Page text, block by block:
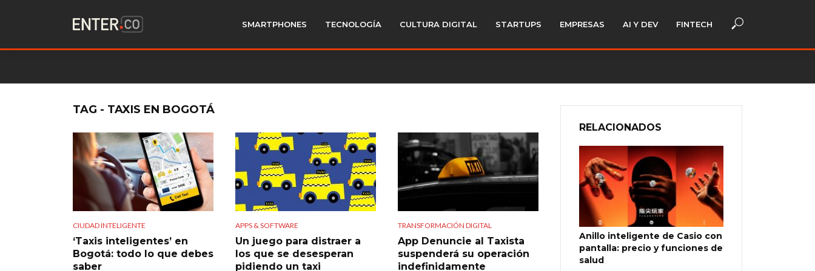
SMARTPHONES TECNOLOGÍA CULTURA DIGITAL STARTUPS EMPRESAS AI Y DEV FINTECH
TAG - TAXIS EN BOGOTÁ
CIUDAD INTELIGENTE
‘Taxis inteligentes’ en
Bogotá: todo lo que debes
saber
APPS & SOFTWARE
Un juego para distraer a
los que se desesperan
pidiendo un taxi
TRANSFORMACIÓN DIGITAL
App Denuncie al Taxista
suspenderá su operación
indefinidamente
RELACIONADOS
Anillo inteligente de Casio con
pantalla: precio y funciones de
salud